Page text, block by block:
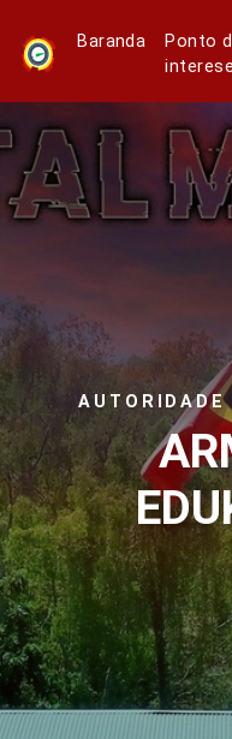
Baranda
Ponto
interese